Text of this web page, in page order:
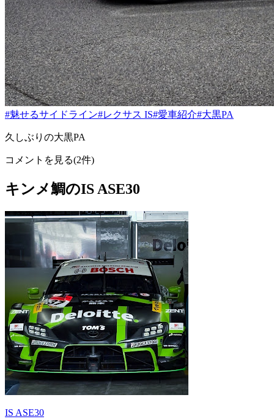
#魅せるサイドライン#レクサス IS#愛車紹介#大黒PA
久しぶりの大黒PA
コメントを見る(2件)
キンメ鯛のIS ASE30
IS ASE30